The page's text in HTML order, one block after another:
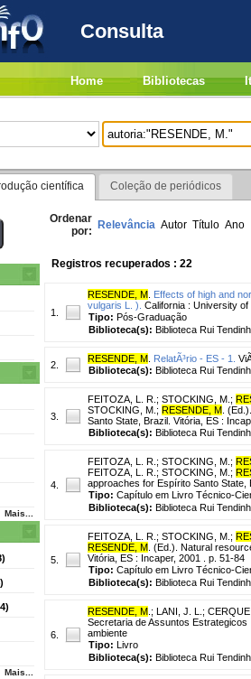
Consulta
Home Bibliotecas
científica Coleção de periódicos
Mais...
Mais...
Ordenar
por: Relevância Autor Título Ano
Registros recuperados : 22
1.
RESENDE, M Effects of high and
vulgaris L. ). California : University
Tipo: Pós-Graduação
Biblioteca(s): Biblioteca Rui
2.
RESENDE, M RelatÃ³rio - ES - 1.
Biblioteca(s): Biblioteca Rui
3.
FEITOZA, L. R. ; STOCKING, M. ;
STOCKING, M.; RESENDE, M .
Santo State, Brazil. Vitória, ES :
Biblioteca(s): Biblioteca Rui
4.
FEITOZA, L. R. ; STOCKING, M. ;
FEITOZA, L. R.; STOCKING, M.;
approaches for Espírito Santo State,
Tipo: Capítulo em Livro Técnico-
Biblioteca(s): Biblioteca Rui
5.
FEITOZA, L. R. ; STOCKING, M. ;
RESENDE, M . (Ed.). Natural
Vitória, ES : Incaper, 2001 . p. 51-84
Tipo: Capítulo em Livro Técnico-
Biblioteca(s): Biblioteca Rui
6.
RESENDE, M ; LANI, J. L. ;
Secretaria de Assuntos Estrategicos
ambiente
Tipo: Livro
Biblioteca(s): Biblioteca Rui